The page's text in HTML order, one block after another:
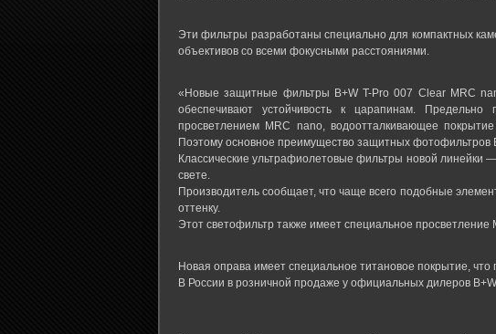
Эти фильтры разработаны специально для компактных
объективов со всеми фокусными расстояниями.
«Новые защитные фильтры B+W T-Pro 007 Clear MRC
обеспечивают устойчивость к царапинам. Предельно
просветлением MRC nano, водоотталкивающее
Поэтому основное преимущество защитных фотофильтров
Классические ультрафиолетовые фильтры новой
свете.
Производитель сообщает, что чаще всего подобные
оттенку.
Этот светофильтр также имеет специальное
Новая оправа имеет специальное титановое покрытие,
В России в розничной продаже у официальных дилеров